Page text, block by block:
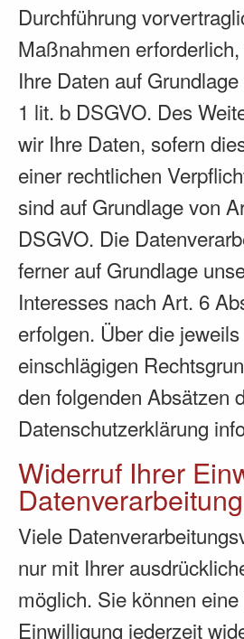
Durchführung
Maßnahmen
Ihre Daten auf
1 lit. b DSGVO. Des
wir Ihre Daten, sofern
einer rechtlichen
sind auf Grundlage von
DSGVO. Die
ferner auf Grundlage
Interesses nach Art. 6
erfolgen. Über die
einschlägigen
den folgenden Absätzen
Datenschutzerklärung
Widerruf Ihrer
Datenverarbeitung
Viele
nur mit Ihrer
möglich. Sie können
Einwilligung jederzeit